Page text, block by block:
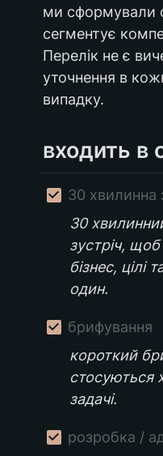
ми сформували
сегментує
Перелік не є
уточнення в
випадку.
входить в
30 хвилинна
30
зустріч,
бізнес, цілі
один.
брифування
короткий
стосуються
задачі.
розробка /